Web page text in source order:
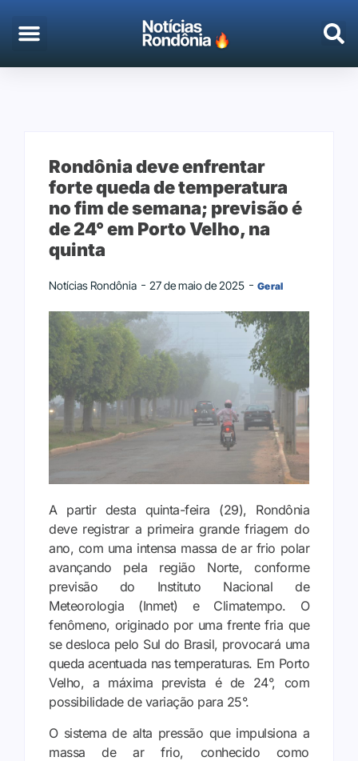
Rondônia deve enfrentar
forte queda de temperatura
no fim de semana; previsão é
de 24° em Porto Velho, na
quinta
Notícias Rondônia 27 de maio de 2025 Geral
A partir desta quinta-feira (29), Rondônia
deve registrar a primeira grande friagem do
ano, com uma intensa massa de ar frio polar
avançando pela região Norte, conforme
previsão do Instituto Nacional de
Meteorologia (Inmet) e Climatempo. O
fenômeno, originado por uma frente fria que
se desloca pelo Sul do Brasil, provocará uma
queda acentuada nas temperaturas. Em Porto
Velho, a máxima prevista é de 24°, com
possibilidade de variação para 25°.
O sistema de alta pressão que impulsiona a
massa de ar frio, conhecido como